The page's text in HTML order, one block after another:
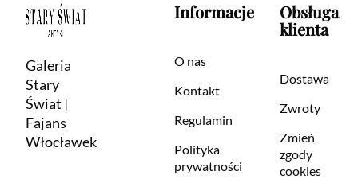
Galeria
Stary
Świat |
Fajans
Włocławek
Informacje
O nas
Kontakt
Regulamin
Polityka
prywatności
Obsługa
klienta
Dostawa
Zwroty
Zmień
zgody
cookies